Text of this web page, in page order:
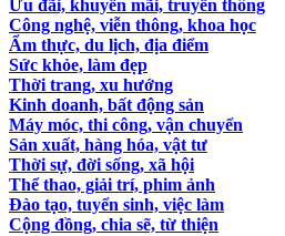
Ưu đãi, khuyến mãi, truyền thông
Công nghệ, viễn thông, khoa học
Ẩm thực, du lịch, địa điểm
Sức khỏe, làm đẹp
Thời trang, xu hướng
Kinh doanh, bất động sản
Máy móc, thi công, vận chuyển
Sản xuất, hàng hóa, vật tư
Thời sự, đời sống, xã hội
Thể thao, giải trí, phim ảnh
Đào tạo, tuyển sinh, việc làm
Cộng đồng, chia sẽ, từ thiện